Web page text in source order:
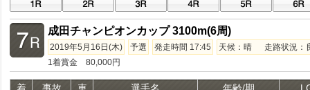
成田チャンピオンカップ 3100m(6周)
2019年5月16日(木) 予選 発走時間 17:45
天候：晴 走路状況
1着賞金 80,000円